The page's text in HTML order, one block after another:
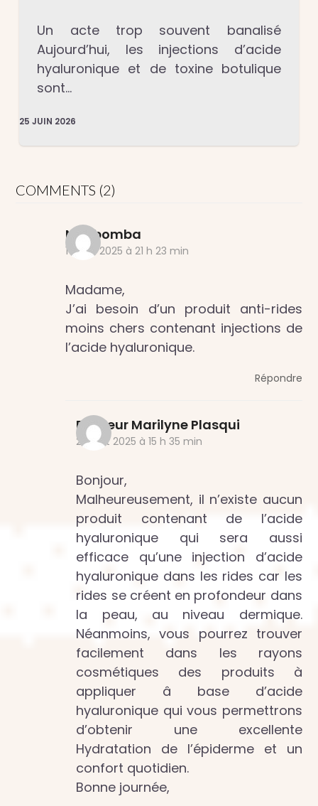
Un acte trop souvent banalisé
Aujourd’hui, les injections d’acide
hyaluronique et de toxine botulique
sont…
25 JUIN 2026
COMMENTS (2)
Ngabomba
1 mars 2025 à 21 h 23 min
Madame,
J’ai besoin d’un produit anti-rides
moins chers contenant injections de
l’acide hyaluronique.
Répondre
Docteur Marilyne Plasqui
2 juillet 2025 à 15 h 35 min
Bonjour,
Malheureusement, il n’existe aucun
produit contenant de l’acide
hyaluronique qui sera aussi
efficace qu’une injection d’acide
hyaluronique dans les rides car les
rides se créent en profondeur dans
la peau, au niveau dermique.
Néanmoins, vous pourrez trouver
facilement dans les rayons
cosmétiques des produits à
appliquer â base d’acide
hyaluronique qui vous permettrons
d’obtenir une excellente
Hydratation de l’épiderme et un
confort quotidien.
Bonne journée,